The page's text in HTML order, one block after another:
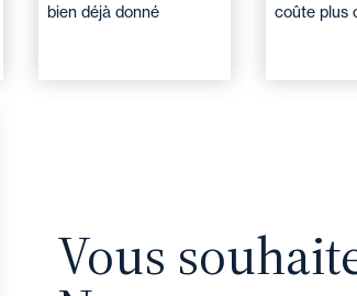
bien déjà donné
coûte plus
Vous